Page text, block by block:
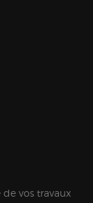
vos travaux